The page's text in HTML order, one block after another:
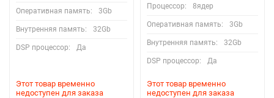
Оперативная память: 3Gb
Внутренняя память: 32Gb
DSP процессор: Да
Этот товар временно
недоступен для заказа
Процессор: 8ядер
Оперативная память: 3Gb
Внутренняя память: 32Gb
DSP процессор: Да
Этот товар временно
недоступен для заказа